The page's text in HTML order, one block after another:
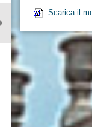
Scarica il